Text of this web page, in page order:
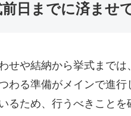
日までに済ませ
せや結納から挙式まで
わる準備がメインで進
るため、行うべきこと